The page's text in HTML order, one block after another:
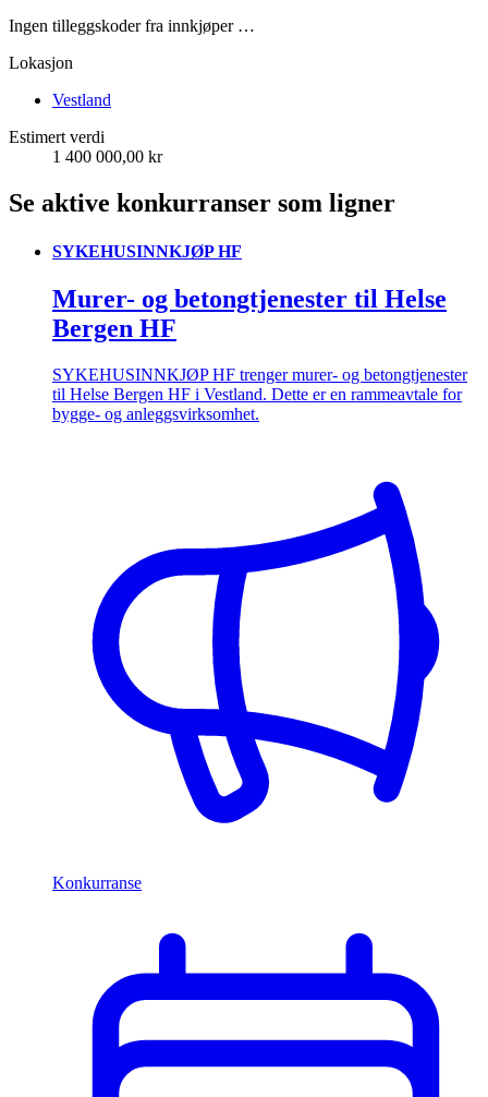
Ingen tilleggskoder fra innkjøper …
Lokasjon
Vestland
Estimert verdi
1 400 000,00 kr
Se aktive konkurranser som ligner
SYKEHUSINNKJØP HF
Murer- og betongtjenester til Helse
Bergen HF
SYKEHUSINNKJØP HF trenger murer- og betongtjenester
til Helse Bergen HF i Vestland. Dette er en rammeavtale for
bygge- og anleggsvirksomhet.
Konkurranse